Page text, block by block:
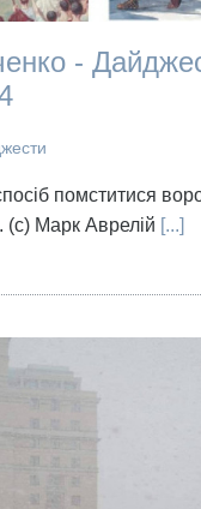
-
помститися
(с) Марк Аврелій [...]